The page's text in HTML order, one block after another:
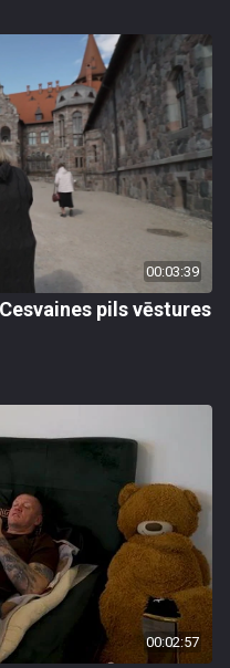
00:03:39
pils vēstures
00:02:57